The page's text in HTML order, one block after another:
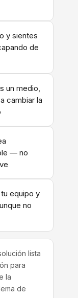
y sientes
de
un medio,
cambiar la
— no
equipo y
no
lista
para
la
de